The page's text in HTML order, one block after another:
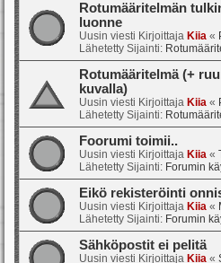
Rotumääritelmän
luonne
Uusin viesti Kirjoittaja Kiia «
Lähetetty Sijainti:
Rotumääritelmä (+
kuvalla)
Uusin viesti Kirjoittaja Kiia «
Lähetetty Sijainti:
Foorumi toimii..
Uusin viesti Kirjoittaja Kiia «
Lähetetty Sijainti: Forumin
Eikö rekisteröinti
Uusin viesti Kirjoittaja Kiia «
Lähetetty Sijainti: Forumin
Sähköpostit ei pelitä
Uusin viesti Kirjoittaja Kiia «